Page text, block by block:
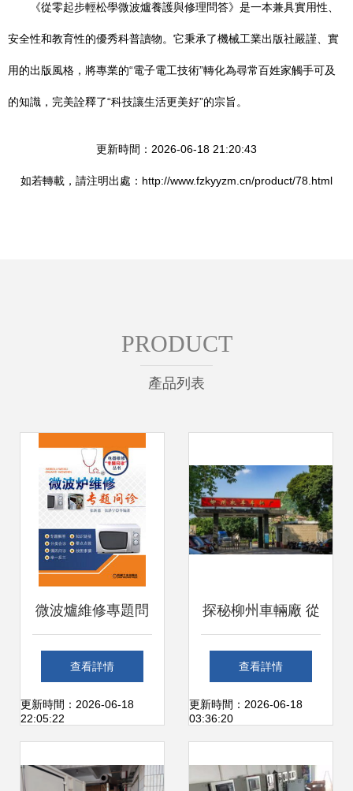
《從零起步輕松學微波爐養護與修理問答》是一本兼具實用性、
安全性和教育性的優秀科普讀物。它秉承了機械工業出版社嚴謹、實
用的出版風格，將專業的“電子電工技術”轉化為尋常百姓家觸手可及
的知識，完美詮釋了“科技讓生活更美好”的宗旨。
更新時間：2026-06-18 21:20:43
如若轉載，請注明出處：http://www.fzkyyzm.cn/product/78.html
PRODUCT
產品列表
微波爐維修專題問
診 從電工基礎到家
庭常用故障解析
查看詳情
更新時間：2026-06-18
22:05:22
探秘柳州車輛廠 從
鐵路工業到設備維
修服務的多元圖景
查看詳情
更新時間：2026-06-18
03:36:20